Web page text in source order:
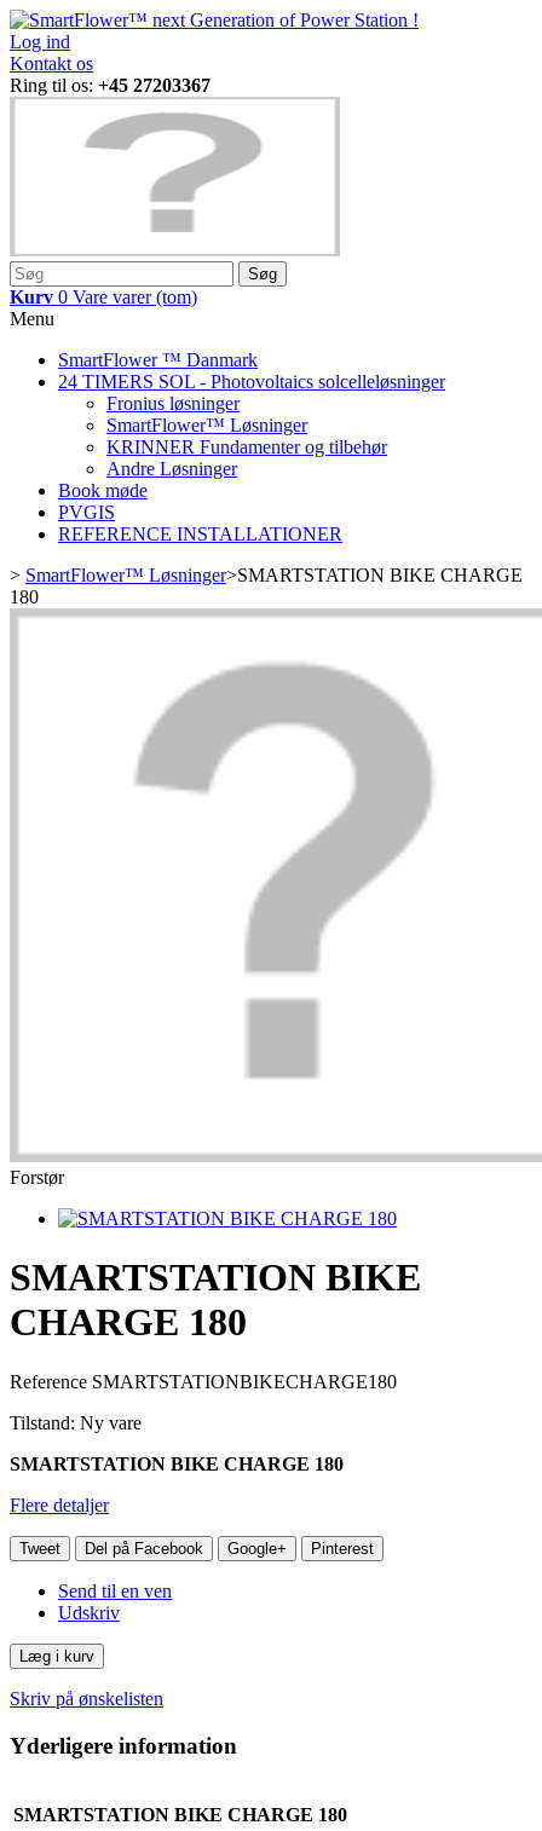
Log ind
Kontakt os
Ring til os: +45 27203367
Søg
Kurv 0 Vare varer (tom)
Menu
SmartFlower ™ Danmark
24 TIMERS SOL - Photovoltaics solcelleløsninger
Fronius løsninger
SmartFlower™ Løsninger
KRINNER Fundamenter og tilbehør
Andre Løsninger
Book møde
PVGIS
REFERENCE INSTALLATIONER
> SmartFlower™ Løsninger>SMARTSTATION BIKE CHARGE
180
Forstør
SMARTSTATION BIKE
CHARGE 180
Reference SMARTSTATIONBIKECHARGE180
Tilstand: Ny vare
SMARTSTATION BIKE CHARGE 180
Flere detaljer
Tweet Del på Facebook Google+ Pinterest
Send til en ven
Udskriv
Læg i kurv
Skriv på ønskelisten
Yderligere information
SMARTSTATION BIKE CHARGE 180